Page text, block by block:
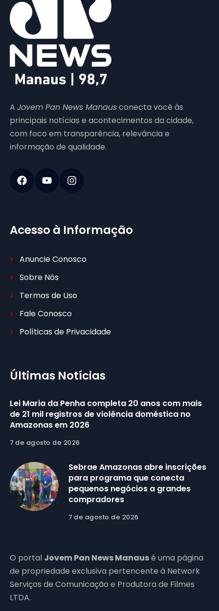
A Jovem Pan News Manausconecta você às
principais notícias e acontecimentos da cidade,
com foco em transparência, relevância e
informação de qualidade.
Acesso à Informação
Anuncie Conosco
Sobre Nós
Termos de Uso
Fale Conosco
Políticas de Privacidade
Últimas Notícias
Lei Maria da Penha completa 20 anos com mais
de 21 mil registros de violência doméstica no
Amazonas em 2026
7 de agosto de 2026
Sebrae Amazonas abre inscrições
para programa que conecta
pequenos negócios a grandes
compradores
7 de agosto de 2026
O portal Jovem Pan News Manausé uma página
de propriedade exclusiva pertencente à Network
Serviços de Comunicação e Produtora de Filmes
LTDA.